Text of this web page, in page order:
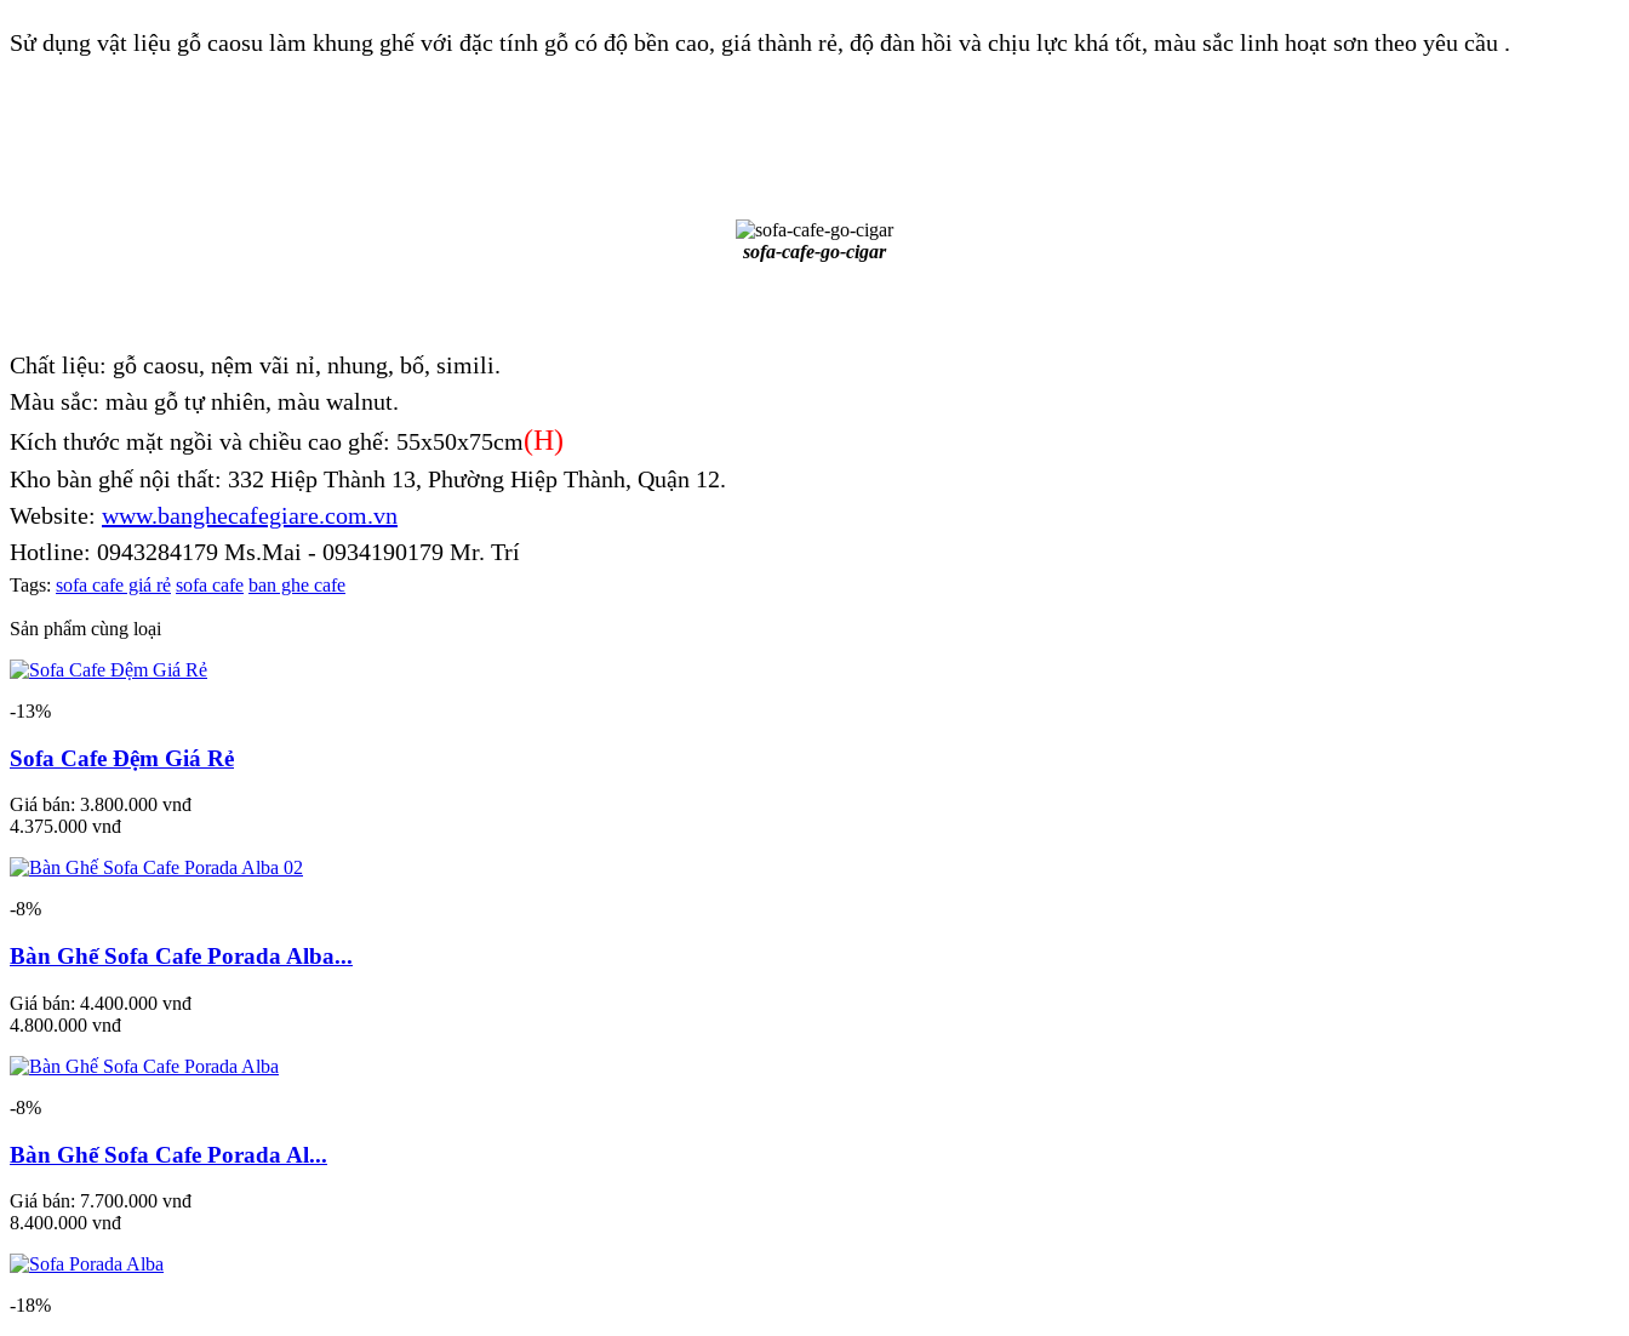
Sử dụng vật liệu gỗ caosu làm khung ghế với đặc tính gỗ có độ bền cao, giá thành rẻ, độ đàn hồi và chịu lực khá tốt, màu sắc linh hoạt sơn theo yêu cầu .
sofa-cafe-go-cigar
Chất liệu: gỗ caosu, nệm vãi nỉ, nhung, bố, simili.
Màu sắc: màu gỗ tự nhiên, màu walnut.
Kích thước mặt ngồi và chiều cao ghế: 55x50x75cm(H)
Kho bàn ghế nội thất: 332 Hiệp Thành 13, Phường Hiệp Thành, Quận 12.
Website: www.banghecafegiare.com.vn
Hotline: 0943284179 Ms.Mai - 0934190179 Mr. Trí
Tags: sofa cafe giá rẻ sofa cafe ban ghe cafe
Sản phẩm cùng loại
-13%
Sofa Cafe Đệm Giá Rẻ
Giá bán: 3.800.000 vnđ
4.375.000 vnđ
-8%
Bàn Ghế Sofa Cafe Porada Alba...
Giá bán: 4.400.000 vnđ
4.800.000 vnđ
-8%
Bàn Ghế Sofa Cafe Porada Al...
Giá bán: 7.700.000 vnđ
8.400.000 vnđ
-18%